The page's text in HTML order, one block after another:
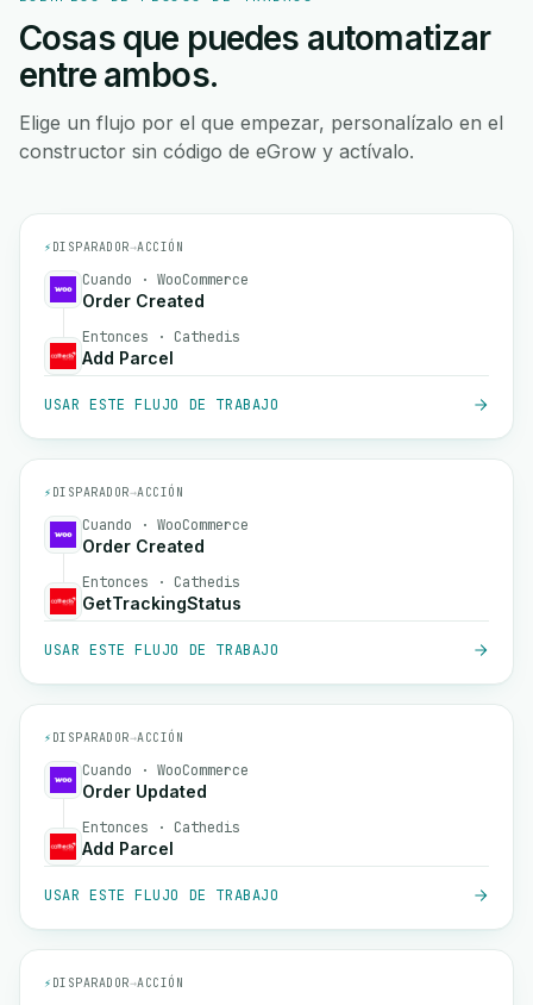
Cosas que puedes automatizar
entre ambos.
Elige un flujo por el que empezar, personalízalo en el
constructor sin código de eGrow y actívalo.
⚡ DISPARADOR→ACCIÓN
Cuando · WooCommerce
Order Created
Entonces · Cathedis
Add Parcel
USAR ESTE FLUJO DE TRABAJO
⚡ DISPARADOR→ACCIÓN
Cuando · WooCommerce
Order Created
Entonces · Cathedis
GetTrackingStatus
USAR ESTE FLUJO DE TRABAJO
⚡ DISPARADOR→ACCIÓN
Cuando · WooCommerce
Order Updated
Entonces · Cathedis
Add Parcel
USAR ESTE FLUJO DE TRABAJO
⚡ DISPARADOR→ACCIÓN